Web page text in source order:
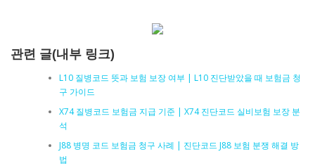
관련 글(내부 링크)
L10 질병코드 뜻과 보험 보장 여부 | L10 진단받았을 때 보험금 청
구 가이드
X74 질병코드 보험금 지급 기준 | X74 진단코드 실비보험 보장 분
석
J88 병명 코드 보험금 청구 사례 | 진단코드 J88 보험 분쟁 해결 방
법